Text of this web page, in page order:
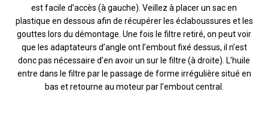
est facile d’accès (à gauche). Veillez à placer un sac en
plastique en dessous afin de récupérer les éclaboussures et les
gouttes lors du démontage. Une fois le filtre retiré, on peut voir
que les adaptateurs d’angle ont l’embout fixé dessus, il n’est
donc pas nécessaire d’en avoir un sur le filtre (à droite). L’huile
entre dans le filtre par le passage de forme irrégulière situé en
bas et retourne au moteur par l’embout central.